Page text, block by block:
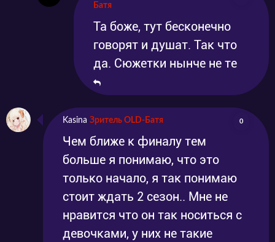
Батя
Та боже, тут бесконечно
говорят и душат. Так что
да. Сюжетки нынче не те
Kasina Зритель OLD-Батя 0
Чем ближе к финалу тем
больше я понимаю, что это
только начало, я так понимаю
стоит ждать 2 сезон.. Мне не
нравится что он так носиться с
девочками, у них не такие